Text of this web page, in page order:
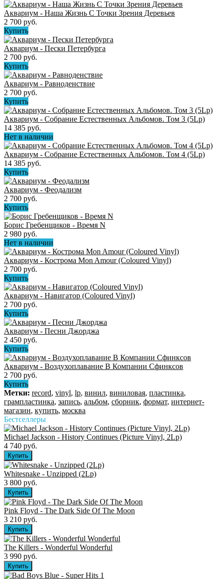
Аквариум - Наша Жизнь С Точки Зрения Деревьев
2 700 руб.
Купить
Аквариум - Пески Петербурга
2 700 руб.
Купить
Аквариум - Равноденствие
2 700 руб.
Купить
Аквариум - Собрание Естественных Альбомов. Том 3 (5Lp)
14 385 руб.
Нет в наличии
Аквариум - Собрание Естественных Альбомов. Том 4 (5Lp)
14 385 руб.
Купить
Аквариум - Феодализм
2 700 руб.
Купить
Борис Гребенщиков - Время N
2 980 руб.
Нет в наличии
Аквариум - Кострома Mon Amour (Coloured Vinyl)
2 700 руб.
Купить
Аквариум - Навигатор (Coloured Vinyl)
2 700 руб.
Купить
Аквариум - Песни Джорджа
2 450 руб.
Купить
Аквариум - Воздухоплавание В Компании Сфинксов
2 700 руб.
Купить
Метки: record, vinyl, lp, винил, виниловая, пластинка,
грампластинка, запись, альбом, сборник, формат, интернет-
магазин, купить, москва
Бестселлеры
Michael Jackson - History Continues (Picture Vinyl, 2Lp)
4 740 руб.
Whitesnake - Unzipped (2Lp)
3 800 руб.
Pink Floyd - The Dark Side Of The Moon
3 210 руб.
The Killers ‎- Wonderful Wonderful
3 990 руб.